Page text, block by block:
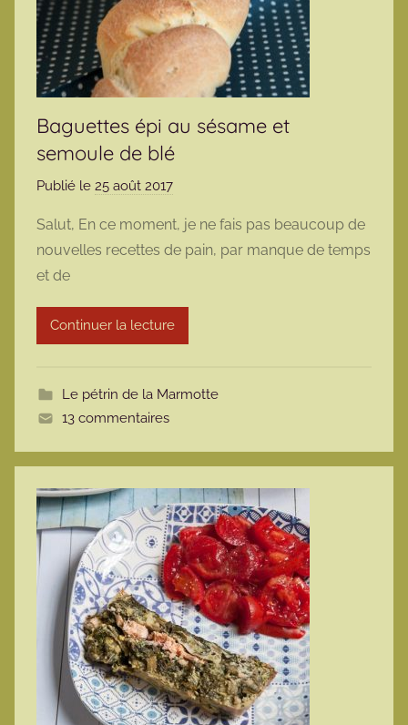
Baguettes épi au sésame et
semoule de blé
Publié le 25 août 2017
r
m
r
m
t
Salut, En ce moment, je ne fais pas beaucoup de
nouvelles recettes de pain, par manque de temps
et de
Continuer la lecture
Le pétrin de la Marmotte
13 commentaires